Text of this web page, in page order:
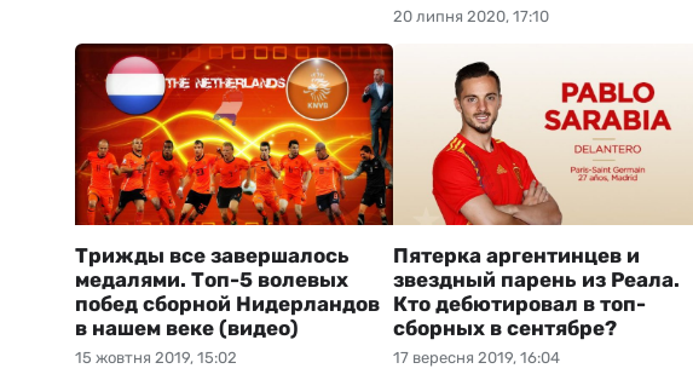
20 липня 2020, 17:10
15 жовтня 2019, 15:02
Трижды все завершалось
медалями. Топ-5 волевых
побед сборной Нидерландов
в нашем веке (видео)
17 вересня 2019, 16:04
Пятерка аргентинцев и
звездный парень из Реала.
Кто дебютировал в топ-
сборных в сентябре?